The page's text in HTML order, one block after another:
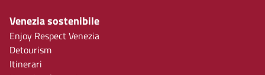
Venezia sostenibile
Enjoy Respect Venezia
Detourism
Itinerari